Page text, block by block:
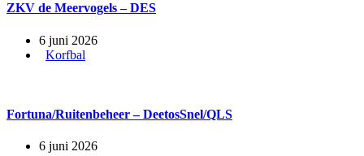
ZKV de Meervogels – DES
6 juni 2026
Korfbal
Fortuna/Ruitenbeheer – DeetosSnel/QLS
6 juni 2026